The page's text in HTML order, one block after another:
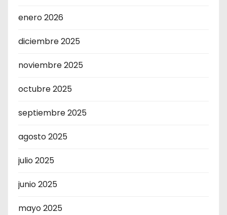
enero 2026
diciembre 2025
noviembre 2025
octubre 2025
septiembre 2025
agosto 2025
julio 2025
junio 2025
mayo 2025